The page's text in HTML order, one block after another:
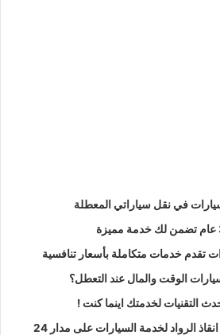
في نقل سياراتي المعطلة
تقدم خدمات متكاملة بأسعار تنافسية
الوقت والمال عند التعطل؟
التقنيات لخدمتك اينما كنت !
تعرف على مميزات ونش انقاذ الرواد لخدمة السيارات على مدار 24